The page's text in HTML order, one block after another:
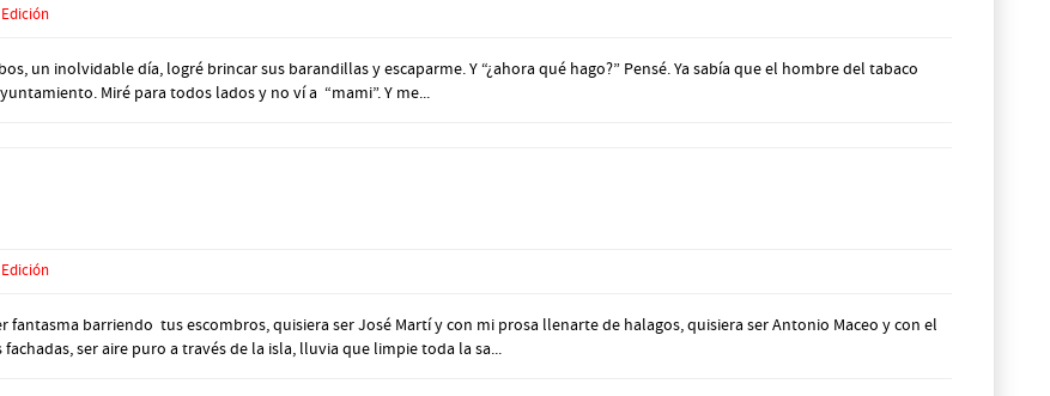
un inolvidable día, logré brincar sus barandillas y escaparme. Y “¿ahora qué hago?” Pensé. Ya sabía que el hombre del tabaco
Miré para todos lados y no ví a “mami”. Y me...
barriendo tus escombros, quisiera ser José Martí y con mi prosa llenarte de halagos, quisiera ser Antonio Maceo y con el
ser aire puro a través de la isla, lluvia que limpie toda la sa...